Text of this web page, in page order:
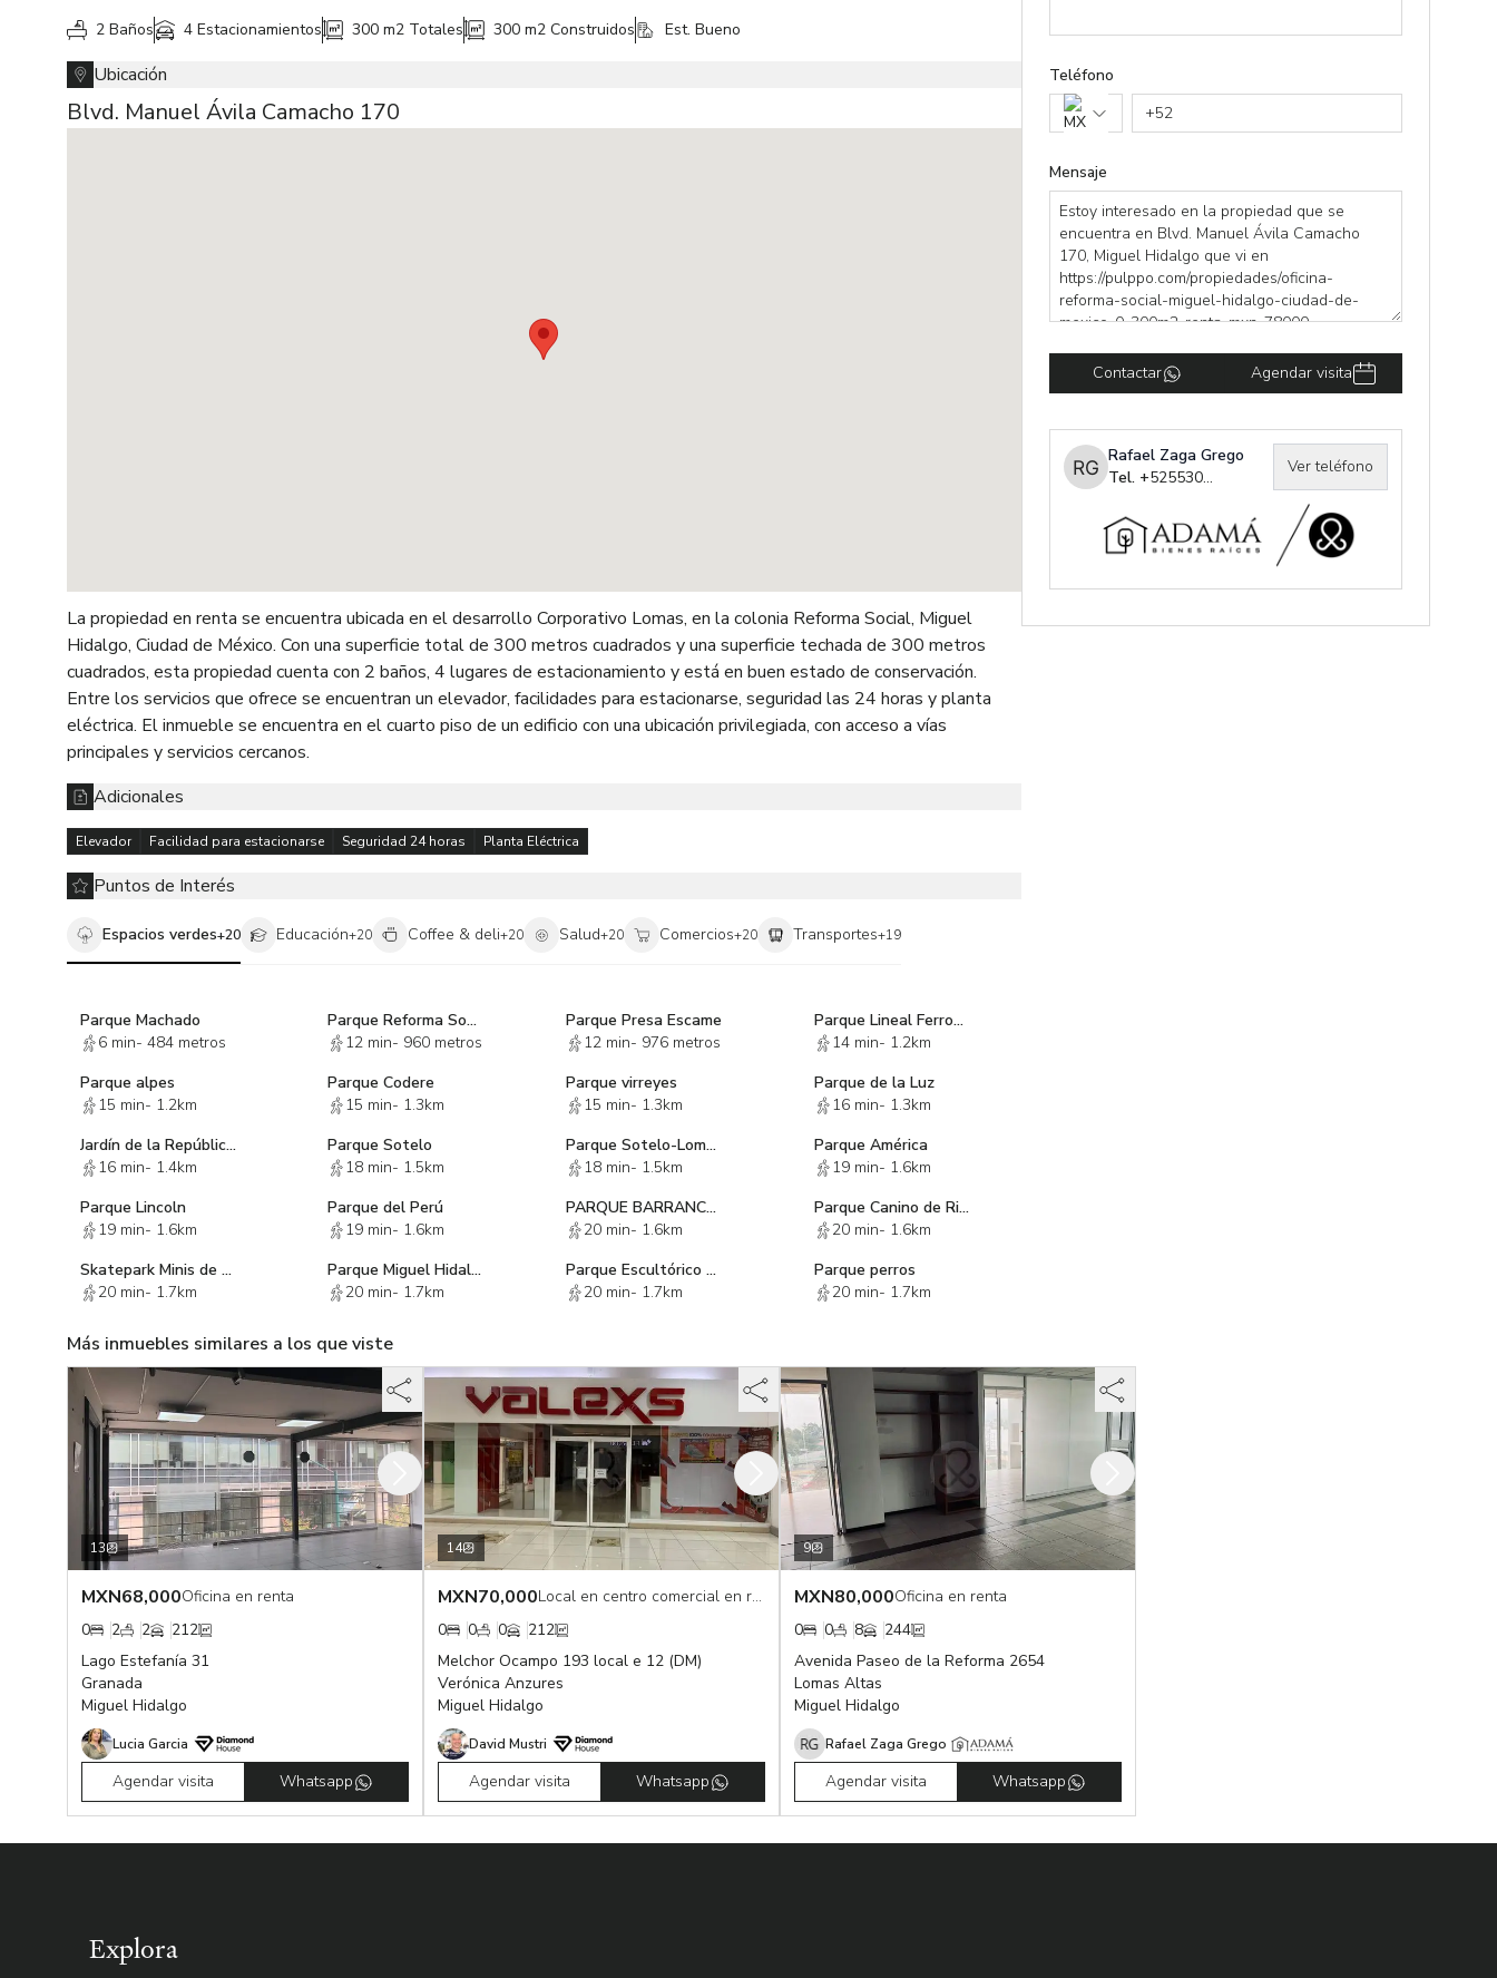
2 Baños 4 Estacionamientos 300 m2 Totales 300 m2 Construidos Est. Bueno
Ubicación
Blvd. Manuel Ávila Camacho 170
La propiedad en renta se encuentra ubicada en el desarrollo Corporativo Lomas, en la colonia Reforma Social, Miguel
Hidalgo, Ciudad de México. Con una superficie total de 300 metros cuadrados y una superficie techada de 300 metros
cuadrados, esta propiedad cuenta con 2 baños, 4 lugares de estacionamiento y está en buen estado de conservación.
Entre los servicios que ofrece se encuentran un elevador, facilidades para estacionarse, seguridad las 24 horas y planta
eléctrica. El inmueble se encuentra en el cuarto piso de un edificio con una ubicación privilegiada, con acceso a vías
principales y servicios cercanos.
Adicionales
Elevador Facilidad para estacionarse Seguridad 24 horas Planta Eléctrica
Puntos de Interés
Espacios verdes+20 Educación+20 Coffee & deli+20 Salud+20 Comercios+20 Transportes+19
Parque Machado
6 min- 484 metros
Parque Reforma Social
12 min- 960 metros
Parque Presa Escame
12 min- 976 metros
Parque Lineal Ferrocarriles de Cuernavaca
14 min- 1.2km
Parque alpes
15 min- 1.2km
Parque Codere
15 min- 1.3km
Parque virreyes
15 min- 1.3km
Parque de la Luz
16 min- 1.3km
Jardín de la República del Líbano
16 min- 1.4km
Parque Sotelo
18 min- 1.5km
Parque Sotelo-Loma Hermosa
18 min- 1.5km
Parque América
19 min- 1.6km
Parque Lincoln
19 min- 1.6km
Parque del Perú
19 min- 1.6km
PARQUE BARRANCA DE BARRILACO
20 min- 1.6km
Parque Canino de Rio San Joaquín
20 min- 1.6km
Skatepark Minis de San Joaquin
20 min- 1.7km
Parque Miguel Hidalgo
20 min- 1.7km
Parque Escultórico Polanco
20 min- 1.7km
Parque perros
20 min- 1.7km
Teléfono
+52
Mensaje
Contactar Agendar visita
Rafael Zaga Grego
Tel. +525530479175
Ver teléfono
Más inmuebles similares a los que viste
13
MXN68,000Oficina en renta
0
2 2
212
Lago Estefanía 31
Granada
Miguel Hidalgo
Lucia Garcia
Agendar visita Whatsapp
14
MXN70,000
Local en centro comercial en renta
0
0 0
212
Melchor Ocampo 193 local e 12 (DM)
Verónica Anzures
Miguel Hidalgo
David Mustri
Agendar visita Whatsapp
9
MXN80,000Oficina en renta
0
0 8
244
Avenida Paseo de la Reforma 2654
Lomas Altas
Miguel Hidalgo
Rafael Zaga Grego
Agendar visita Whatsapp
Explora